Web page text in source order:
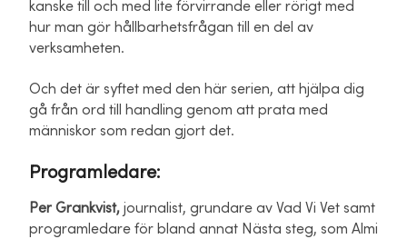
kanske till och med lite förvirrande eller rörigt med
hur man gör hållbarhetsfrågan till en del av
verksamheten.
Och det är syftet med den här serien, att hjälpa dig
gå från ord till handling genom att prata med
människor som redan gjort det.
Programledare:
Per Grankvist, journalist, grundare av Vad Vi Vet samt
programledare för bland annat Nästa steg, som Almi